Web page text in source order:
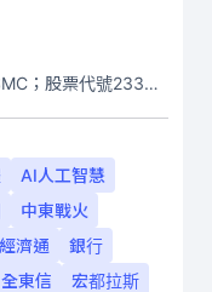
台積電（tSMC；股票代號2330）是全球領先的半導體代工公司，成立於1987年，總部位於台灣新竹。且已於美國、日本、德國及中國設廠，台積電是全球首家專業積體電路製造服務公司，也是全球最先進和最大規模的半導體代工廠。
AI人工智慧
中東戰火
濟通
銀行
全東信
宏都拉斯